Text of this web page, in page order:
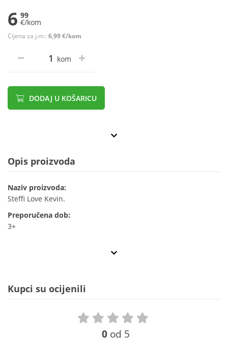
6 99
€/kom
Cijena za j.m.: 6,99 €/kom
kom
DODAJ U KOŠARICU
Opis proizvoda
Naziv proizvoda:
Steffi Love Kevin.
Preporučena dob:
3+
Kupci su ocijenili
0 od 5